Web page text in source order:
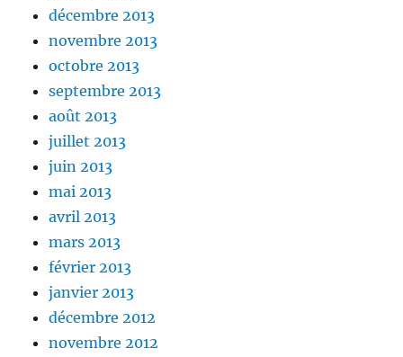
décembre 2013
novembre 2013
octobre 2013
septembre 2013
août 2013
juillet 2013
juin 2013
mai 2013
avril 2013
mars 2013
février 2013
janvier 2013
décembre 2012
novembre 2012